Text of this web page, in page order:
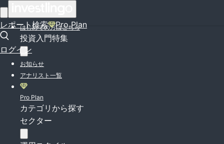
レポート検索 Pro Plan
ログイン
はじめての方はこちら
投資入門特集
お知らせ
アナリスト一覧
Pro Plan
カテゴリから探す
セクター